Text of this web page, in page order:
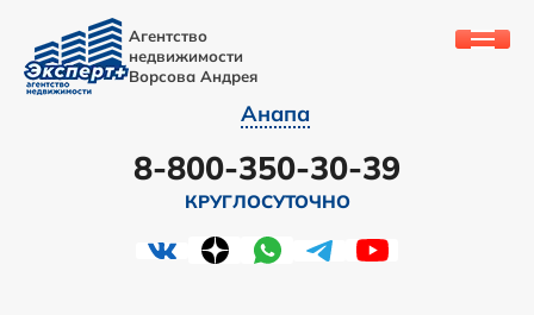
Агентство
недвижимости
Ворсова Андрея
Анапа
8-800-350-30-39
КРУГЛОСУТОЧНО